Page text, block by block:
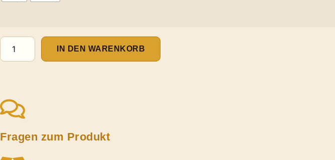
IN DEN WARENKORB
Fragen zum Produkt